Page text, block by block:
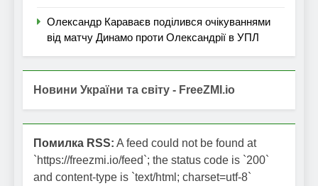
Олександр Караваєв поділився очікуваннями
від матчу Динамо проти Олександрії в УПЛ
Новини України та світу - FreeZMI.io
Помилка RSS: A feed could not be found at
`https://freezmi.io/feed`; the status code is `200`
and content-type is `text/html; charset=utf-8`